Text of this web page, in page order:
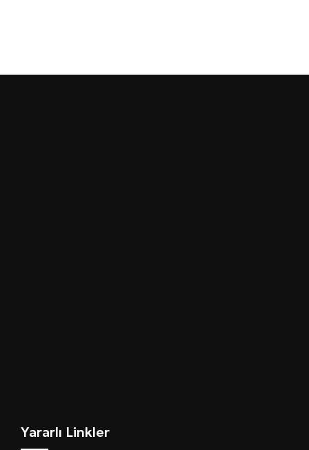
Yararlı Linkler